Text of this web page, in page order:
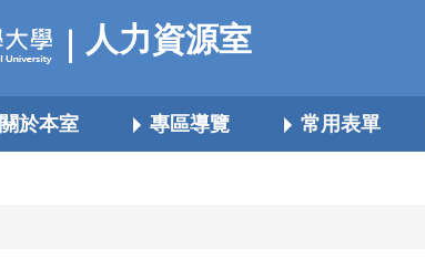
人力資源室
關於本室 專區導覽 常用表單